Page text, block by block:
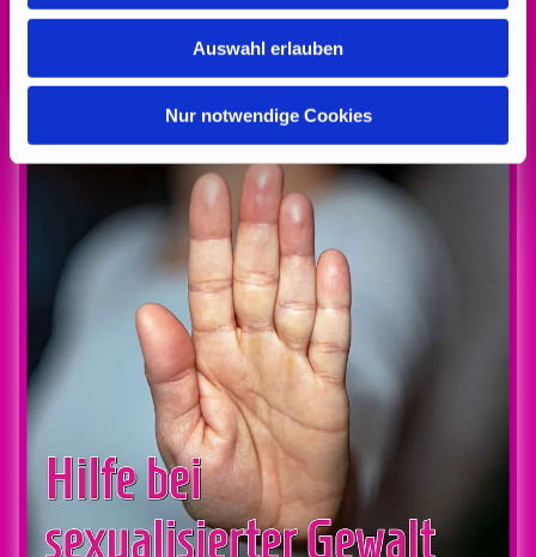
Auswahl erlauben
Nur notwendige Cookies
eshier!